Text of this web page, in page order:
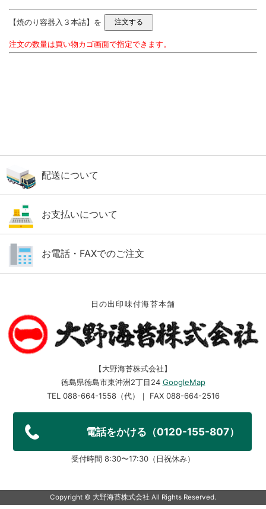
【焼のり容器入３本詰】を
注文の数量は買い物カゴ画面で指定できます。
配送について
お支払いについて
お電話・FAXでのご注文
日の出印味付海苔本舗
【大野海苔株式会社】
徳島県徳島市東沖洲2丁目24 GoogleMap
TEL 088-664-1558（代）｜ FAX 088-664-2516
電話をかける（0120-155-807）
受付時間 8:30〜17:30（日祝休み）
Copyright ©︎ 大野海苔株式会社 All Rights Reserved.